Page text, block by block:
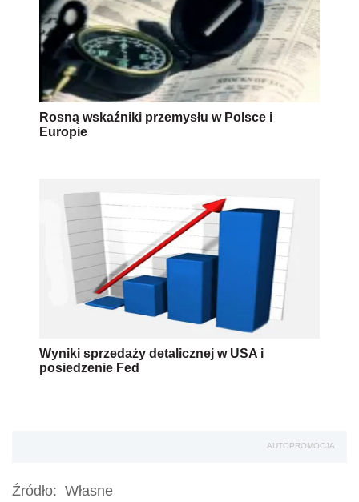
Rosną wskaźniki przemysłu w Polsce i
Europie
Wyniki sprzedaży detalicznej w USA i
posiedzenie Fed
AUTOPROMOCJA
Źródło: Własne